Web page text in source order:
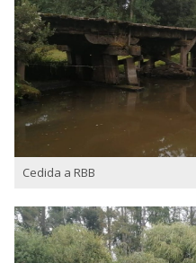
Cedida a RBB